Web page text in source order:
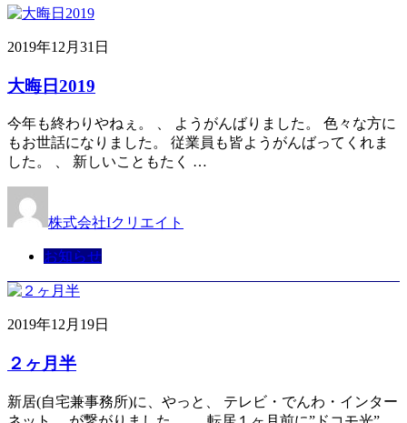
2019年12月31日
大晦日2019
今年も終わりやねぇ。 、 ようがんばりました。 色々な方に
もお世話になりました。 従業員も皆ようがんばってくれま
した。 、 新しいこともたく …
株式会社Iクリエイト
お知らせ
2019年12月19日
２ヶ月半
新居(自宅兼事務所)に、やっと、 テレビ・でんわ・インター